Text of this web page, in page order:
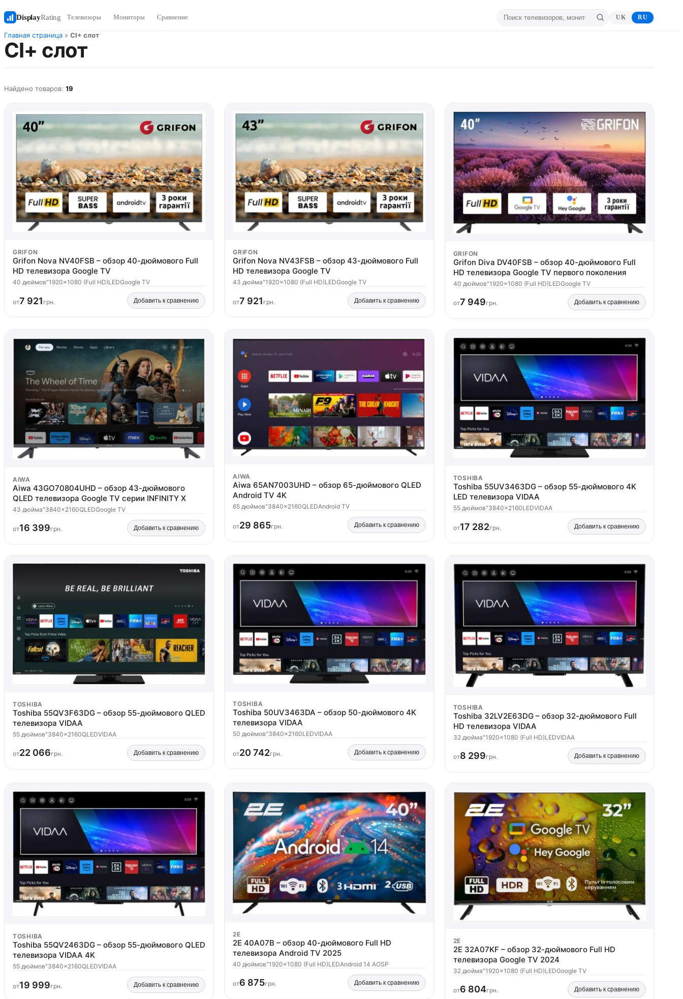
DisplayRating Телевизоры Мониторы Сравнение UK RU
Главная страница » CI+ слот
CI+ слот
Найдено товаров: 19
GRIFON
Grifon Nova NV40FSB – обзор 40-дюймового Full
HD телевизора Google TV
40 дюймов"1920x1080 (Full HD)LEDGoogle TV
от7 921 грн. Добавить к сравнению
GRIFON
Grifon Nova NV43FSB – обзор 43-дюймового Full
HD телевизора Google TV
43 дюйма"1920x1080 (Full HD)LEDGoogle TV
от7 921 грн. Добавить к сравнению
GRIFON
Grifon Diva DV40FSB – обзор 40-дюймового Full
HD телевизора Google TV первого поколения
40 дюймов"1920x1080 (Full HD)LEDGoogle TV
от7 949грн. Добавить к сравнению
AIWA
Aiwa 43GO70804UHD – обзор 43-дюймового
QLED телевизора Google TV серии INFINITY X
43 дюйма"3840x2160QLEDGoogle TV
от16 399грн. Добавить к сравнению
AIWA
Aiwa 65AN7003UHD – обзор 65-дюймового QLED
Android TV 4K
65 дюймов"3840x2160QLEDAndroid TV
от29 865грн. Добавить к сравнению
TOSHIBA
Toshiba 55UV3463DG – обзор 55-дюймового 4K
LED телевизора VIDAA
55 дюймов"3840x2160LEDVIDAA
от17 282грн. Добавить к сравнению
TOSHIBA
Toshiba 55QV3F63DG – обзор 55-дюймового QLED
телевизора VIDAA
55 дюймов"3840x2160QLEDVIDAA
от22 066грн. Добавить к сравнению
TOSHIBA
Toshiba 50UV3463DA – обзор 50-дюймового 4K
телевизора VIDAA
50 дюймов"3840x2160LEDVIDAA
от20 742грн. Добавить к сравнению
TOSHIBA
Toshiba 32LV2E63DG – обзор 32-дюймового Full
HD телевизора VIDAA
32 дюйма"1920x1080 (Full HD)LEDVIDAA
от8 299грн. Добавить к сравнению
TOSHIBA
Toshiba 55QV2463DG – обзор 55-дюймового QLED
телевизора VIDAA 4K
55 дюймов"3840x2160QLEDVIDAA
от19 999грн. Добавить к сравнению
2E
2E 40A07B – обзор 40-дюймового Full HD
телевизора Android TV 2025
40 дюймов"1920x1080 (Full HD)LEDAndroid 14 AOSP
от6 875грн. Добавить к сравнению
2E
2E 32A07KF – обзор 32-дюймового Full HD
телевизора Google TV 2024
32 дюйма"1920x1080 (Full HD)LEDGoogle TV
от6 804грн. Добавить к сравнению